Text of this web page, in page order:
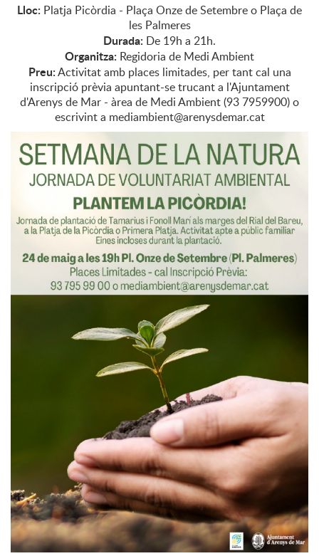
Lloc: Platja Picòrdia - Plaça Onze de Setembre o Plaça de
les Palmeres
Durada: De 19h a 21h.
Organitza: Regidoria de Medi Ambient
Preu:Activitat amb places limitades, per tant cal una
inscripció prèvia apuntant-se trucant a l'Ajuntament
d'Arenys de Mar - àrea de Medi Ambient (93 7959900) o
escrivint a mediambient@arenysdemar.cat